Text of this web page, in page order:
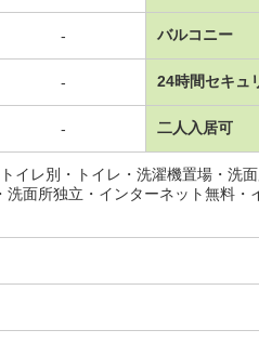
- バルコニー
- 24時間セキュ
- 二人入居可
イレ別・トイレ・洗濯機置場・洗
面所独立・インターネット無料・